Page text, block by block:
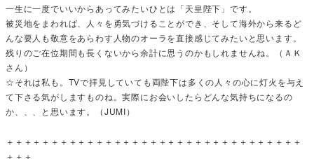
一生に一度でいいからあってみたいひとは「天皇陛下」です。
被災地をまわれば、人々を勇気づけることができ、そして海外から来るど
んな要人も敬意をあらわす人物のオーラを直接感じてみたいと思います。
残りのご在位期間も長くないから余計に思うのかもしれませんね。（ＡＫ
さん）
☆それは私も。TVで拝見していても両陛下は多くの人々の心に灯火を与え
て下さる気がしますものね。実際にお会いしたらどんな気持ちになるの
か、、、と思います。（JUMI）
＋＋＋＋＋＋＋＋＋＋＋＋＋＋＋＋＋＋＋＋＋＋＋＋＋＋＋＋＋＋＋＋＋
＋＋＋